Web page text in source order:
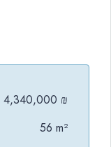
4,340,000 ₪
56 m²